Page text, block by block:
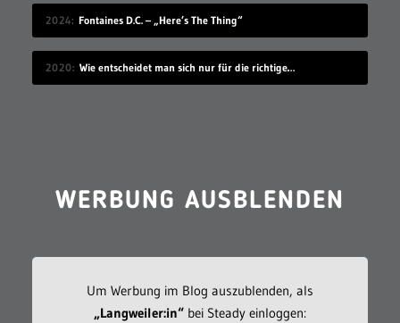
2024 Fontaines D.C. – „Here’s The Thing“
2020 Wie entscheidet man sich nur für die richtige Idee?
WERBUNG AUSBLENDEN
Um Werbung im Blog auszublenden, als
„Langweiler:in“bei Steady einloggen: